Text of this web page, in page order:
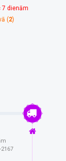
7 dienām
(2)